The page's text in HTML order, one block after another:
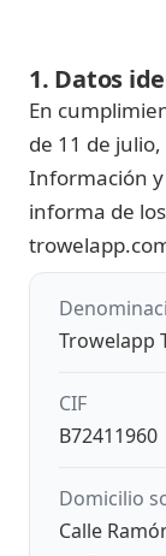
1. Datos
En
de 11 de julio,
Información y
informa de
Trowelapp
CIF
B72411960
Domicilio
Calle